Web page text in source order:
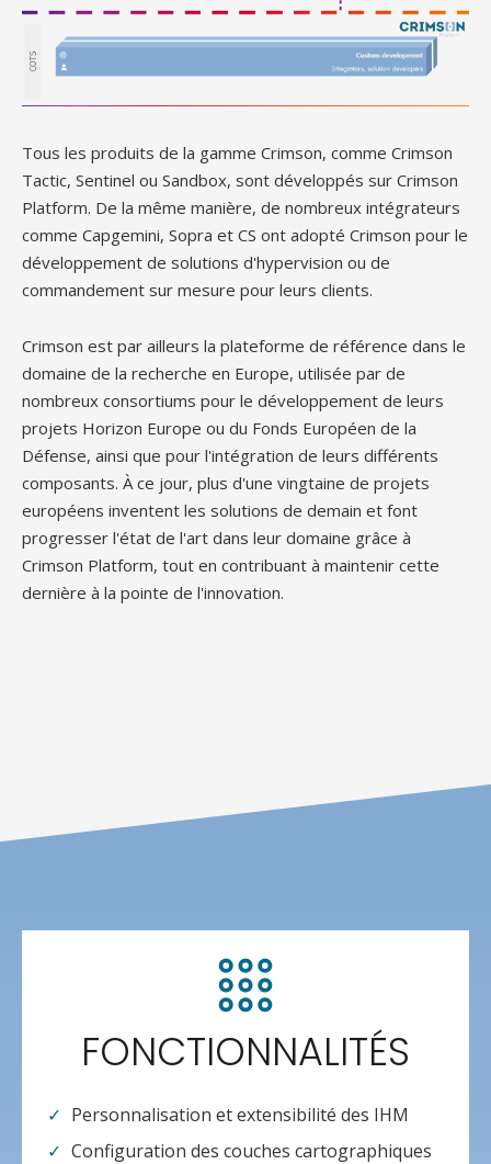
Tous les produits de la gamme Crimson, comme Crimson
Tactic, Sentinel ou Sandbox, sont développés sur Crimson
Platform. De la même manière, de nombreux intégrateurs
comme Capgemini, Sopra et CS ont adopté Crimson pour le
développement de solutions d'hypervision ou de
commandement sur mesure pour leurs clients.
Crimson est par ailleurs la plateforme de référence dans le
domaine de la recherche en Europe, utilisée par de
nombreux consortiums pour le développement de leurs
projets Horizon Europe ou du Fonds Européen de la
Défense, ainsi que pour l'intégration de leurs différents
composants. À ce jour, plus d'une vingtaine de projets
européens inventent les solutions de demain et font
progresser l'état de l'art dans leur domaine grâce à
Crimson Platform, tout en contribuant à maintenir cette
dernière à la pointe de l'innovation.
FONCTIONNALITÉS
Personnalisation et extensibilité des IHM
Configuration des couches cartographiques